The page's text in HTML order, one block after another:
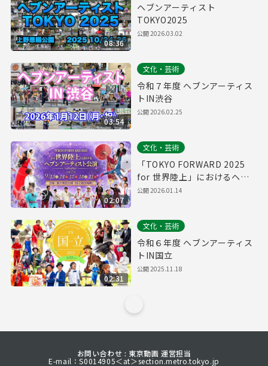
08:36
ヘブンアーティスト
TOKYO2025
公開2026.03.02
03:54
文化・芸術
令和７年度 ヘブンアーティス
トIN渋谷
公開2026.02.25
02:07
文化・芸術
「TOKYO FORWARD 2025
for 世界陸上」におけるヘブ
ンアーティスト公演
公開2026.01.14
02:31
文化・芸術
令和６年度 ヘブンアーティス
トIN国立
公開2025.11.18
お問い合わせ : 東京動画 運営担当
E-mail：S0014905＜at＞section.metro.tokyo.jp